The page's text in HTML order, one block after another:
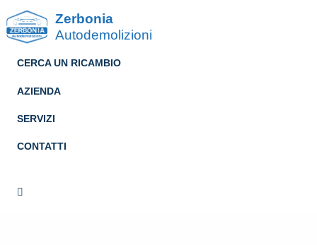
Zerbonia
Autodemolizioni
CERCA UN RICAMBIO
AZIENDA
SERVIZI
CONTATTI